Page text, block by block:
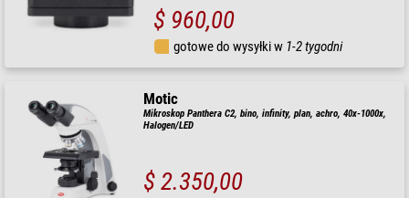
$ 960,00
gotowe do wysyłki w 1-2 tygodni
Motic
Mikroskop Panthera C2, bino, infinity, plan, achro, 40x-1000x,
Halogen/LED
$ 2.350,00